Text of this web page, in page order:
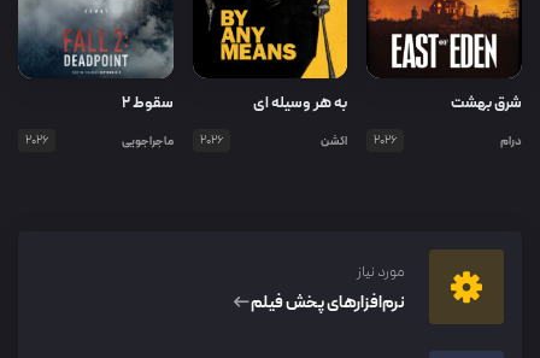
شرق بهشت
درام 2026
به هر وسیله ای
اکشن 2026
سقوط ۲
ماجراجویی 2026
مورد نیاز
نرم‌افزار‌های پخش فیلم